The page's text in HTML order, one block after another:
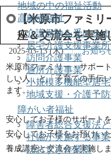
地域の中の福祉活動
高齢者福祉
介護保険を受ける
居宅介護支援事業所
訪問介護事業
通所介護事業
小規模多機能型居
地域支援・介護予
障がい者福祉
障害者総合支援法
社協が実施する事業
ほおずき作業所
【米原市ファミリ
座＆交流会を実施
2025-03-13 (木) お知ら
米原市ファミリー・サポー
しい人」と「子育ての手伝
ます。
安心してお子様のサポート
安心してお子様をお預けい
養成講座と交流会を実施し